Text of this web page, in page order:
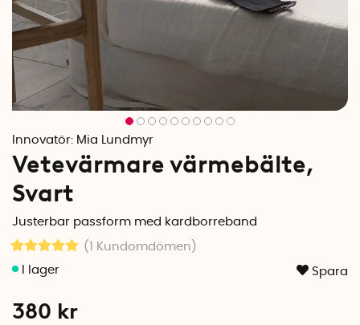
Innovatör: Mia Lundmyr
Vetevärmare värmebälte,
Svart
Justerbar passform med kardborreband
(1 Kundomdömen )
Spara
380 kr